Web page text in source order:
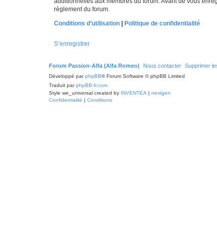
règlement du forum.
Conditions d’utilisation | Politique de confidentialité
S’enregistrer
Forum Passion-Alfa (Alfa Romeo) Nous contacter Supprimer
Développé parphpBB® Forum Software © phpBB Limited
Traduit parphpBB-fr.com
Style we_universal created by INVENTEA | nextgen
Confidentialité | Conditions